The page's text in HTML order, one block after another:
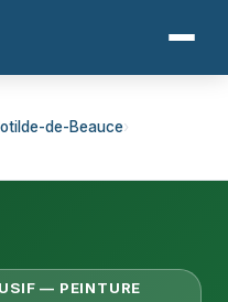
de-Beauce›
— PEINTURE